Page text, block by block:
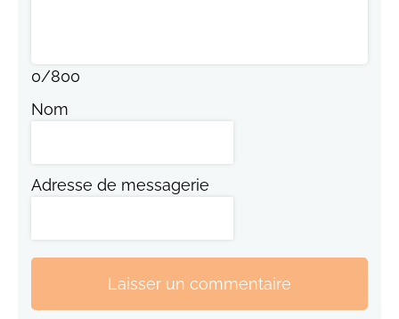
0/800
Nom
Adresse de messagerie
Laisser un commentaire